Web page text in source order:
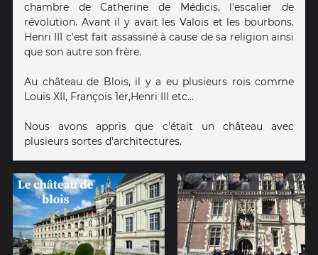
chambre de Catherine de Médicis, l'escalier de
révolution. Avant il y avait les Valois et les bourbons.
Henri III c'est fait assassiné à cause de sa religion ainsi
que son autre son frère.
Au château de Blois, il y a eu plusieurs rois comme
Louis XII, François 1er,Henri III etc...
Nous avons appris que c'était un château avec
plusieurs sortes d'architectures.